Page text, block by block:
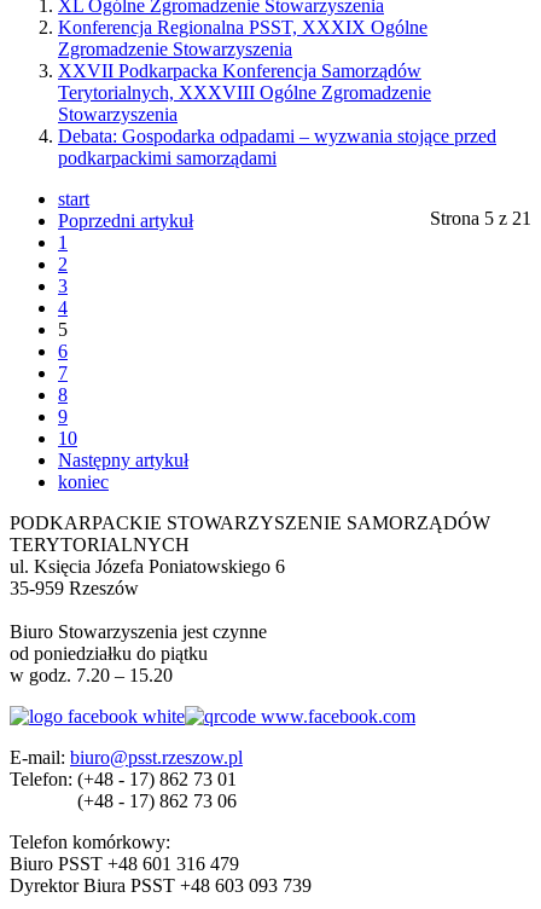
XL Ogólne Zgromadzenie Stowarzyszenia
Konferencja Regionalna PSST, XXXIX Ogólne
Zgromadzenie Stowarzyszenia
XXVII Podkarpacka Konferencja Samorządów
Terytorialnych, XXXVIII Ogólne Zgromadzenie
Stowarzyszenia
Debata: Gospodarka odpadami – wyzwania stojące przed
podkarpackimi samorządami
Strona 5 z 21
start
Poprzedni artykuł
1
2
3
4
5
6
7
8
9
10
Następny artykuł
koniec
PODKARPACKIE STOWARZYSZENIE SAMORZĄDÓW
TERYTORIALNYCH
ul. Księcia Józefa Poniatowskiego 6
35-959 Rzeszów
Biuro Stowarzyszenia jest czynne
od poniedziałku do piątku
w godz. 7.20 – 15.20
E-mail: biuro@psst.rzeszow.pl
Telefon: (+48 - 17) 862 73 01
(+48 - 17) 862 73 06
Telefon komórkowy:
Biuro PSST +48 601 316 479
Dyrektor Biura PSST +48 603 093 739